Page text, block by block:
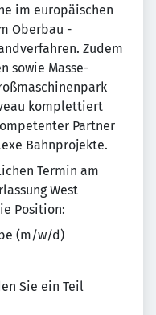
im europäischen
Oberbau -
Zudem
sowie Masse-
komplettiert
Partner
Bahnprojekte.
Termin am
West
Position:
(m/w/d)
Sie ein Teil